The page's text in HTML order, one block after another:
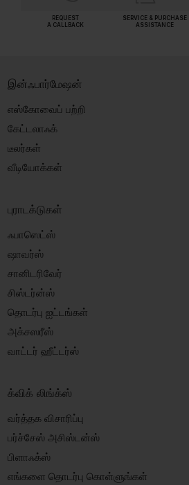
REQUEST
A CALLBACK
SERVICE & PURCHASE
ASSISTANCE
இன்ஃபார்மேஷன்
எஸ்கோவைப் பற்றி
கேட்டலாஃக்
டீலர்கள்
வீடியோக்கள்
புராடக்டுகள்
ஃபாஸெட்ஸ்
ஷாவர்ஸ்
சானிடரிவேர்
சிஸ்டர்ன்ஸ்
தொடர்பு ஐட்டங்கள்
அக்சஸரீஸ்
வாட்டர் ஹீட்டர்ஸ்
க்விக் லிங்க்ஸ்
வர்த்தக விசாரிப்பு
பர்ச்சேஸ் அசிஸ்டன்ஸ்
பிளாஃக்ஸ்
எங்களை தொடர்பு கொள்ளுங்கள்